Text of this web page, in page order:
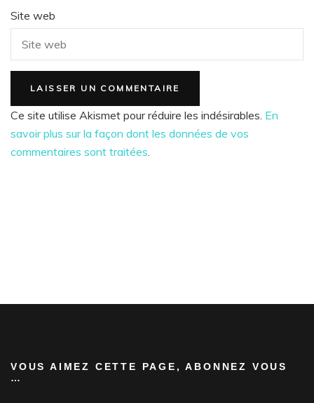
Site web
Ce site utilise Akismet pour réduire les indésirables. En
savoir plus sur la façon dont les données de vos
commentaires sont traitées.
VOUS AIMEZ CETTE PAGE, ABONNEZ VOUS
…